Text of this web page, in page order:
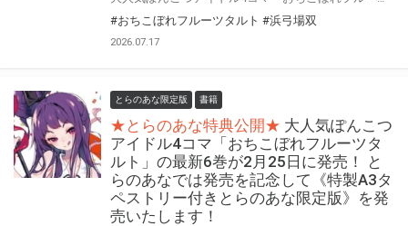
#おちこぼれフルーツタルト #浜弓場双
2026.07.17
とらのあな限定版 書籍
★とらのあな特典公開★ 大人気ぽんこつ
アイドル4コマ「おちこぼれフルーツタ
ルト」の最新6巻が2月25日に発売！ と
らのあなでは発売を記念して《特製A3タ
ペストリー付きとらのあな限定版》を発
売いたします！